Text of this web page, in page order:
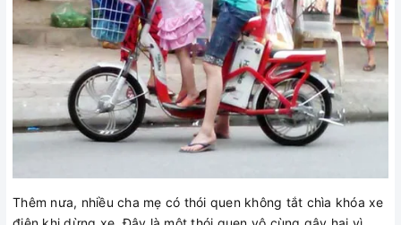
Thêm nưa, nhiều cha mẹ có thói quen không tắt chìa khóa xe